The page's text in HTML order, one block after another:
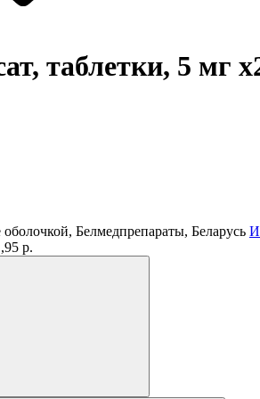
таблетки, 5 мг
Белмедпрепараты, Беларусь
р.